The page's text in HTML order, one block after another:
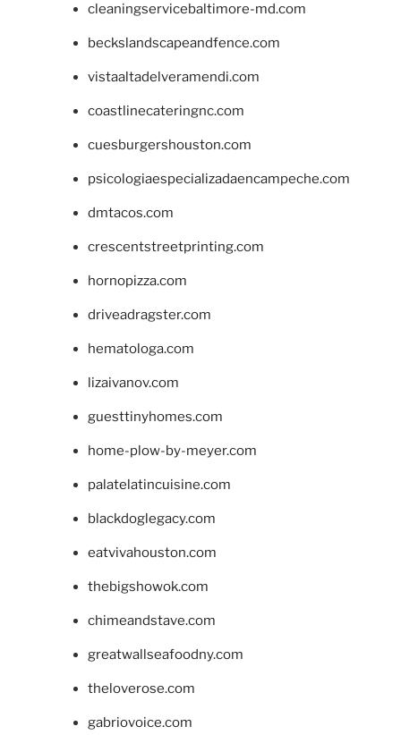
cleaningservicebaltimore-md.com
beckslandscapeandfence.com
vistaaltadelveramendi.com
coastlinecateringnc.com
cuesburgershouston.com
psicologiaespecializadaencampeche.com
dmtacos.com
crescentstreetprinting.com
hornopizza.com
driveadragster.com
hematologa.com
lizaivanov.com
guesttinyhomes.com
home-plow-by-meyer.com
palatelatincuisine.com
blackdoglegacy.com
eatvivahouston.com
thebigshowok.com
chimeandstave.com
greatwallseafoodny.com
theloverose.com
gabriovoice.com